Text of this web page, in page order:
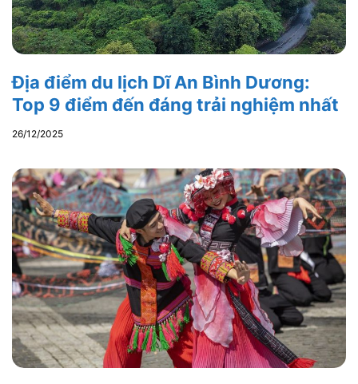
Địa điểm du lịch Dĩ An Bình Dương:
Top 9 điểm đến đáng trải nghiệm nhất
26/12/2025